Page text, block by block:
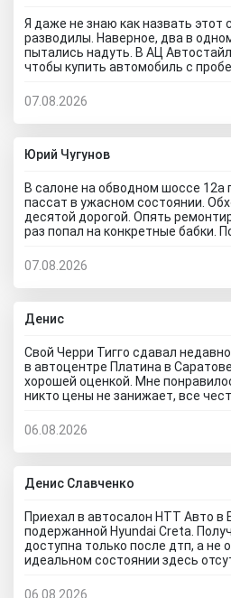
Я даже не знаю как назвать этот
разводилы. Наверное, два в
пытались надуть. В АЦ
чтобы купить автомобиль с
еще юриста захватите.
осмотреть авто. Ни капот
днище глянуть. Попросил
ксерокопии принес. Мне даже
картинкам тачку выбирать
настаивать больше не стал, но
если бы я 5 тачек осмотреть
бы писали? Бред
есть куча других автосалонов и
можно спокойно объехать
07.08.2026
Юрий Чугунов
В салоне на обводном шоссе 12а
пассат в ужасном состоянии.
десятой дорогой. Опять
раз попал на конкретные бабки.
что все с машиной идеально, а
сделать по гарантийному
когда спрашивают где купить
говорю - где угодно но не в
07.08.2026
Денис
Свой Черри Тигго сдавал
в автоцентре Платина в
хорошей оценкой. Мне
никто цены не занижает, все
предложили подготовку
клиента это важно, самому
все быстро и поставили
ждать , пока тачку продадут, не
справятся так как тут работают
06.08.2026
Денис Славченко
Приехал в автосалон НТТ Авто в
подержанной Hyundai Creta.
доступна только после дтп, а не
идеальном состоянии здесь
почти не ездила! Я ушел из
06.08.2026